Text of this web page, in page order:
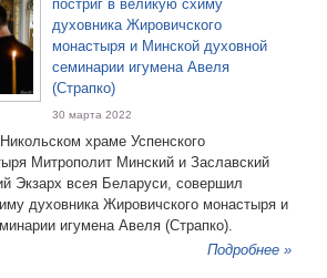
постриг в великую схиму
духовника Жировичского
монастыря и Минской духовной
семинарии игумена Авеля
(Страпко)
30 марта 2022
храме Успенского
Митрополит Минский и Заславский
Экзарх всея Беларуси, совершил
духовника Жировичского монастыря и
игумена Авеля (Страпко).
Подробнее »